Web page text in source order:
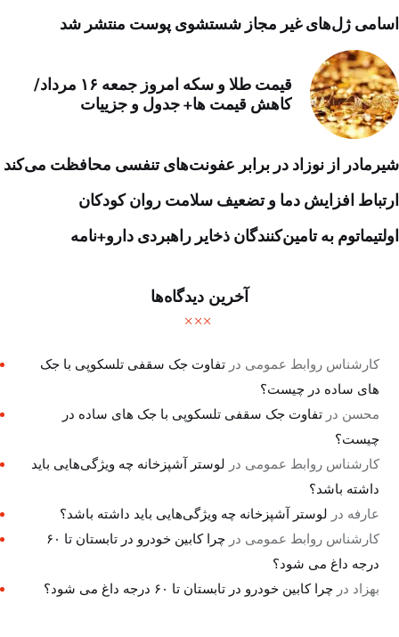
اسامی ژل‌های غیر مجاز شستشوی پوست منتشر شد
قیمت طلا و سکه امروز جمعه ۱۶ مرداد/
کاهش قیمت ها+ جدول و جزییات
شیرمادر از نوزاد در برابر عفونت‌های تنفسی محافظت می‌کند
ارتباط افزایش دما و تضعیف سلامت روان کودکان
اولتیماتوم به تامین‌کنندگان ذخایر راهبردی دارو+نامه
آخرین دیدگاه‌ها
کارشناس روابط عمومی درتفاوت جک سقفی تلسکوپی با جک
های ساده در چیست؟
محسن درتفاوت جک سقفی تلسکوپی با جک های ساده در
چیست؟
کارشناس روابط عمومی در لوستر آشپزخانه چه ویژگی‌هایی باید
داشته باشد؟
عارفه در لوستر آشپزخانه چه ویژگی‌هایی باید داشته باشد؟
کارشناس روابط عمومی در
چرا کابین خودرو در تابستان تا ۶۰
درجه داغ می شود؟
بهزاد درچرا کابین خودرو در تابستان تا ۶۰ درجه داغ می شود؟